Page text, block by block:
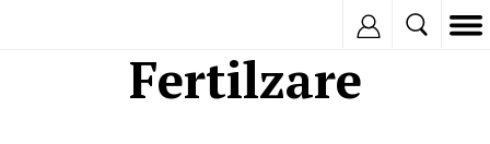
Fertilzare